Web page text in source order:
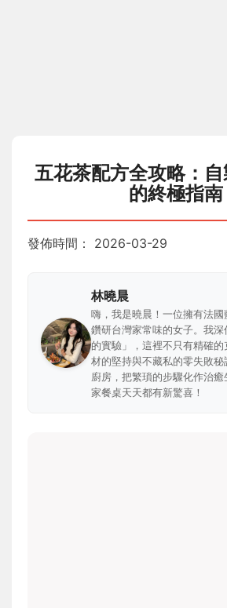
五花茶配方全攻略：
的終極指南
發佈時間： 2026-03-29
林曉晨
嗨，我是曉晨！一位擁有法
鑽研台灣家常味的女子。我
的實驗」，這裡不只有精確
材的堅持與不藏私的零失敗秘
廚房，把繁瑣的步驟化作治
家餐桌天天都有新驚喜！